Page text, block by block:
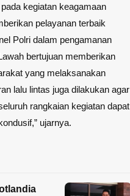
kegiatan keagamaan
pelayanan terbaik
Polri dalam pengamanan
bertujuan memberikan
yang melaksanakan
lalu lintas juga dilakukan agar
rangkaian kegiatan dapat
ujarnya.